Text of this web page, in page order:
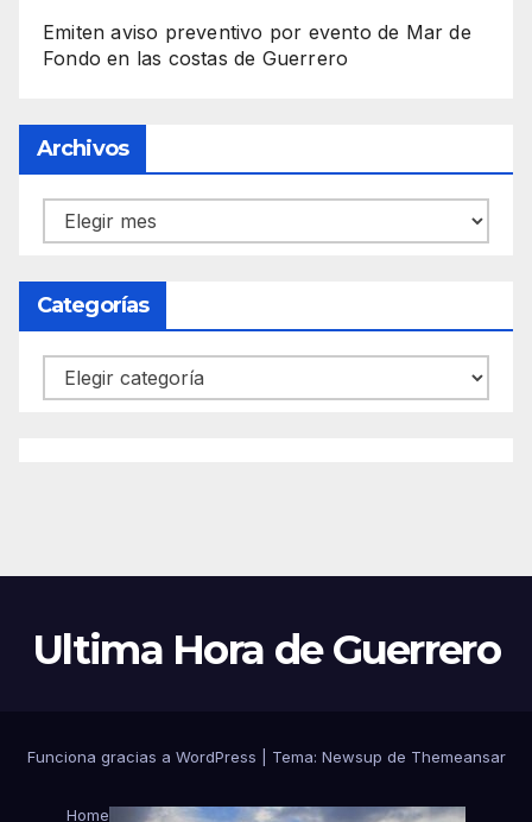
Emiten aviso preventivo por evento de Mar de
Fondo en las costas de Guerrero
Archivos
Archivos
Categorías
Categorías
Ultima Hora de Guerrero
Funciona gracias a WordPress Tema: Newsup de Themeansar
Home